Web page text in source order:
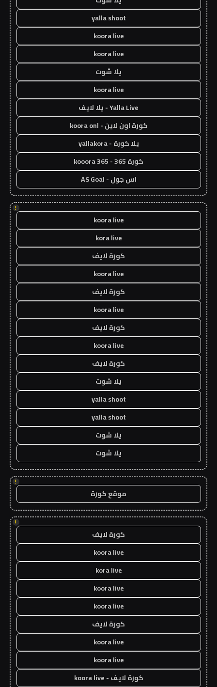
yalla shoot
koora live
koora live
يلا شوت
koora live
Yalla Live - يلا لايف
كورة اون لاين - koora onl
يلا كورة - yallakora
كورة 365 - kooora 365
اس جول - AS Goal
!
koora live
kora live
كورة لايف
koora live
كورة لايف
koora live
كورة لايف
koora live
كورة لايف
يلا شوت
yalla shoot
yalla shoot
يلا شوت
يلا شوت
!
موقع كورة
!
كورة لايف
koora live
kora live
koora live
koora live
كورة لايف
koora live
koora live
كورة لايف - koora live